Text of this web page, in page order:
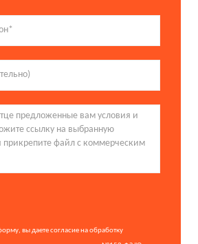
вы даете согласие на обработку